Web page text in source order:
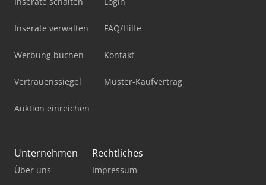
Inserate verwalten
Werbung buchen
Vertrauenssiegel
Auktion einreichen
FAQ/Hilfe
Kontakt
Muster-Kaufvertrag
Unternehmen
Über uns
Rechtliches
Impressum